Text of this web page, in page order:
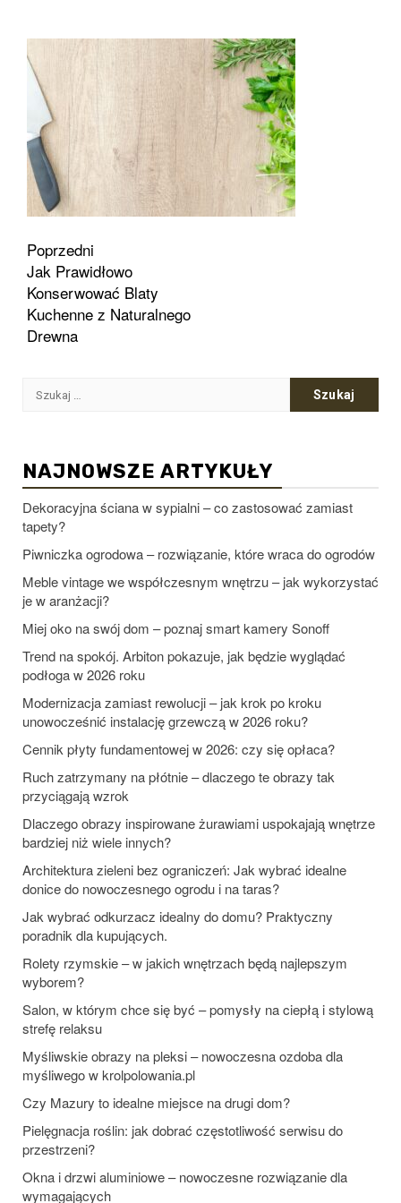
Zobacz
wpisy
Poprzedni
Jak Prawidłowo
Konserwować Blaty
Kuchenne z Naturalnego
Drewna
Szukaj:
NAJNOWSZE ARTYKUŁY
Dekoracyjna ściana w sypialni – co zastosować zamiast
tapety?
Piwniczka ogrodowa – rozwiązanie, które wraca do ogrodów
Meble vintage we współczesnym wnętrzu – jak wykorzystać
je w aranżacji?
Miej oko na swój dom – poznaj smart kamery Sonoff
Trend na spokój. Arbiton pokazuje, jak będzie wyglądać
podłoga w 2026 roku
Modernizacja zamiast rewolucji – jak krok po kroku
unowocześnić instalację grzewczą w 2026 roku?
Cennik płyty fundamentowej w 2026: czy się opłaca?
Ruch zatrzymany na płótnie – dlaczego te obrazy tak
przyciągają wzrok
Dlaczego obrazy inspirowane żurawiami uspokajają wnętrze
bardziej niż wiele innych?
Architektura zieleni bez ograniczeń: Jak wybrać idealne
donice do nowoczesnego ogrodu i na taras?
Jak wybrać odkurzacz idealny do domu? Praktyczny
poradnik dla kupujących.
Rolety rzymskie – w jakich wnętrzach będą najlepszym
wyborem?
Salon, w którym chce się być – pomysły na ciepłą i stylową
strefę relaksu
Myśliwskie obrazy na pleksi – nowoczesna ozdoba dla
myśliwego w krolpolowania.pl
Czy Mazury to idealne miejsce na drugi dom?
Pielęgnacja roślin: jak dobrać częstotliwość serwisu do
przestrzeni?
Okna i drzwi aluminiowe – nowoczesne rozwiązanie dla
wymagających